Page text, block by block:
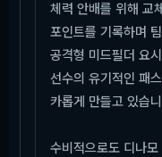
체력 안배를 위해 교
포인트를 기록하며
공격형 미드필더 요
선수의 유기적인 패
카롭게 만들고 있습
수비적으로도 디나